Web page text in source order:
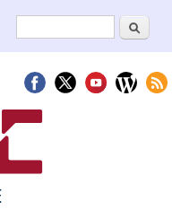
Formulario deBuscar